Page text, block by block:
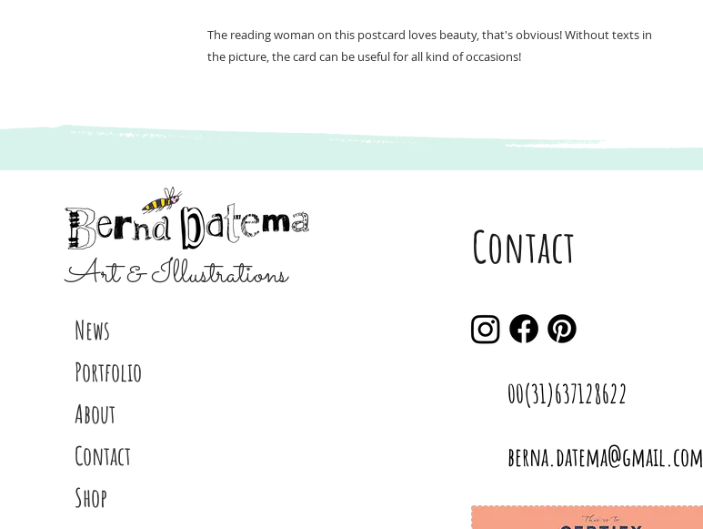
The reading woman on this postcard loves beauty, that's obvious! Without texts in
the picture, the card can be useful for all kind of occasions!
Art & Illustrations
News
Portfolio
About
Contact
Shop
Contact
00(31)637128622
berna.datema@gmail.com